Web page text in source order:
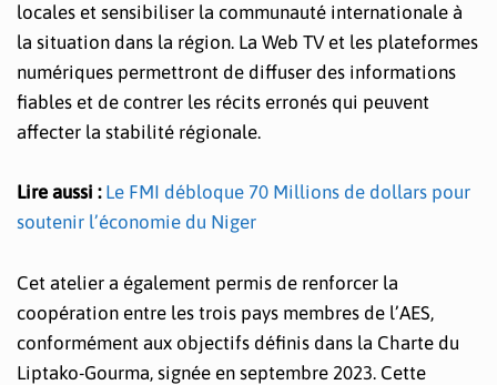
locales et sensibiliser la communauté internationale à
la situation dans la région. La Web TV et les plateformes
numériques permettront de diffuser des informations
fiables et de contrer les récits erronés qui peuvent
affecter la stabilité régionale.
Lire aussi : Le FMI débloque 70 Millions de dollars pour
soutenir l’économie du Niger
Cet atelier a également permis de renforcer la
coopération entre les trois pays membres de l’AES,
conformément aux objectifs définis dans la Charte du
Liptako-Gourma, signée en septembre 2023. Cette